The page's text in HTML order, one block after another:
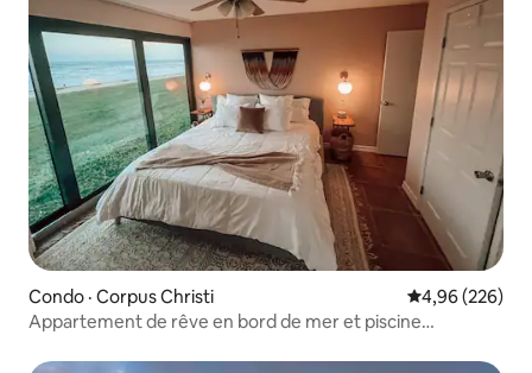
Condo · Corpus Christi Note
4,96 (226)
Appartement de rêve en bord de mer et piscine